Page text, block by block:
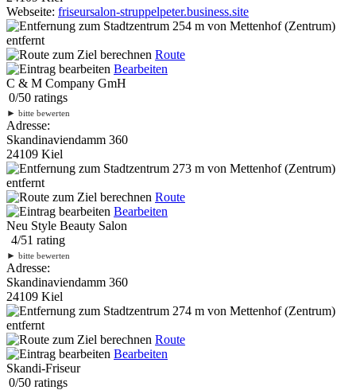
Webseite: friseursalon-struppelpeter.business.site
254 m von Mettenhof (Zentrum)
entfernt
Route
Bearbeiten
C & M Company GmH
0/50 ratings
► bitte bewerten
Adresse:
Skandinaviendamm 360
24109 Kiel
273 m von Mettenhof (Zentrum)
entfernt
Route
Bearbeiten
Neu Style Beauty Salon
4/51 rating
► bitte bewerten
Adresse:
Skandinaviendamm 360
24109 Kiel
274 m von Mettenhof (Zentrum)
entfernt
Route
Bearbeiten
Skandi-Friseur
0/50 ratings